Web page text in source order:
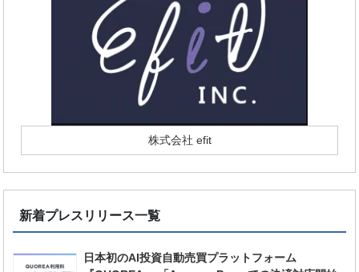
株式会社 efit
新着プレスリリース一覧
日本初のAI投資自動売買プラットフォーム